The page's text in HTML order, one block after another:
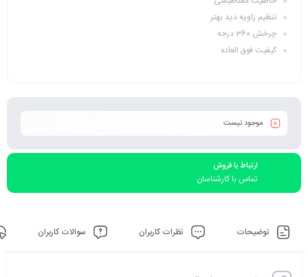
تنظیم زاویه دید بهتر
چرخش 360 درجه
کیفیت فوق العاده
موجود نیست
ارتباط با فروش
تماس با کارشناسان
توضیحات نظرات کاربران سوالات کاربران